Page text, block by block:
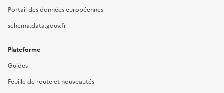
Portail des données européennes
schema.data.gouv.fr
Plateforme
Guides
Feuille de route et nouveautés